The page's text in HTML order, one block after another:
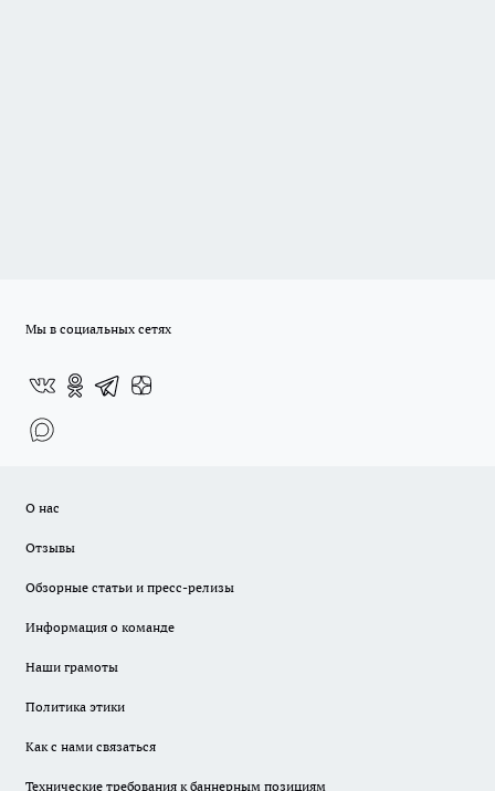
Мы в социальных сетях
О нас
Отзывы
Обзорные статьи и пресс-релизы
Информация о команде
Наши грамоты
Политика этики
Как с нами связаться
Технические требования к баннерным позициям